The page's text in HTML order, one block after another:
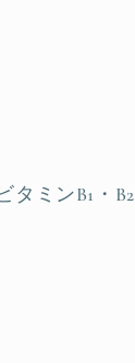
タミンB1・